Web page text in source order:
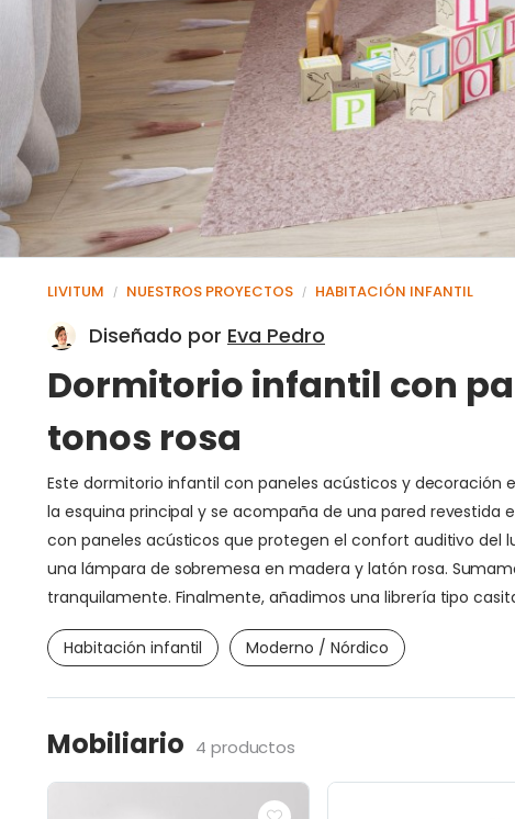
LIVITUM / NUESTROS PROYECTOS / HABITACIÓN INFANTIL
Diseñado por Eva Pedro
Dormitorio infantil con
tonos rosa
Este dormitorio infantil con paneles acústicos y decoración
la esquina principal y se acompaña de una pared
con paneles acústicos que protegen el confort auditivo del
una lámpara de sobremesa en madera y latón rosa.
tranquilamente. Finalmente, añadimos una librería tipo
Habitación infantil Moderno / Nórdico
Mobiliario 4 productos